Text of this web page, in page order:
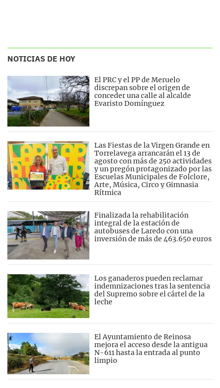
NOTICIAS DE HOY
El PRC y el PP de Meruelo
discrepan sobre el origen de
conceder una calle al alcalde
Evaristo Domínguez
Las Fiestas de la Virgen Grande en
Torrelavega arrancarán el 13 de
agosto con más de 250 actividades
y un pregón protagonizado por las
Escuelas Municipales de Folclore,
Arte, Música, Circo y Gimnasia
Rítmica
Finalizada la rehabilitación
integral de la estación de
autobuses de Laredo con una
inversión de más de 463.650 euros
Los ganaderos pueden reclamar
indemnizaciones tras la sentencia
del Supremo sobre el cártel de la
leche
El Ayuntamiento de Reinosa
mejora el acceso desde la antigua
N-611 hasta la entrada al punto
limpio